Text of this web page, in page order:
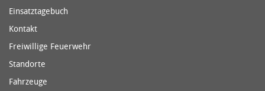
Einsatztagebuch
Kontakt
Freiwillige Feuerwehr
Standorte
Fahrzeuge